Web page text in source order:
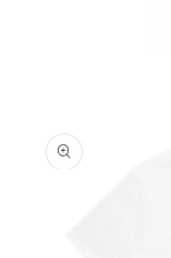
informazioni
sul prodotto